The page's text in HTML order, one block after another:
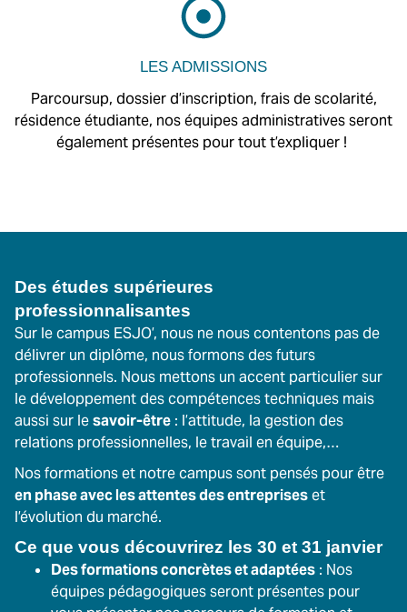
LES ADMISSIONS
Parcoursup, dossier d’inscription, frais de scolarité,
résidence étudiante, nos équipes administratives seront
également présentes pour tout t’expliquer !
Des études supérieures
professionnalisantes
Sur le campus ESJO’, nous ne nous contentons pas de
délivrer un diplôme, nous formons des futurs
professionnels. Nous mettons un accent particulier sur
le développement des compétences techniques mais
aussi sur lesavoir-être : l’attitude, la gestion des
relations professionnelles, le travail en équipe,…
Nos formations et notre campus sont pensés pour être
en phase avec les attentes des entrepriseset
l’évolution du marché.
Ce que vous découvrirez les 30 et 31 janvier
Des formations concrètes et adaptées : Nos
équipes pédagogiques seront présentes pour